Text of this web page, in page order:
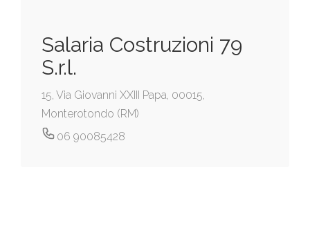
Salaria Costruzioni 79
S.r.l.
15, Via Giovanni XXIII Papa, 00015,
Monterotondo (RM)
06 90085428